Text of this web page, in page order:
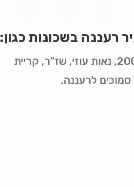
רעננה בשכונות כגון:
שכונות נווה זמר, קריית דוד רמז, לב הפארק, עמידר, 2005, לסטר, 2004, קרית שרת, 2003, נאות עוזי, שז"ר, קריית
סמוכים לרעננה.